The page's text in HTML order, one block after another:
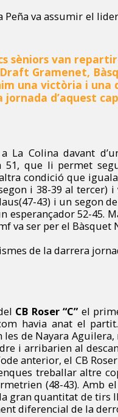
Peña va assumir el
sèniors van
Gramenet,
una victòria i una
d’aquest
a La Colina davant
a 51, que li permet
condició que
i 38-39 al
43) i un segon
esperançador 52-45.
va ser per el Bàsquet
de la darrera
CB Roser “C” el
havia anat el
de Nayara
i arribarien al
anterior, el CB
treballar altre
(48-43). Amb
gran quantitat de tirs
diferencial de la